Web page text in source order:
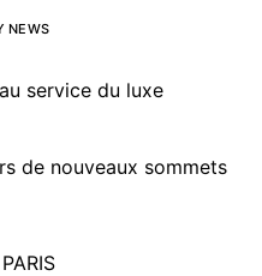
NEWS
service du luxe
de nouveaux sommets